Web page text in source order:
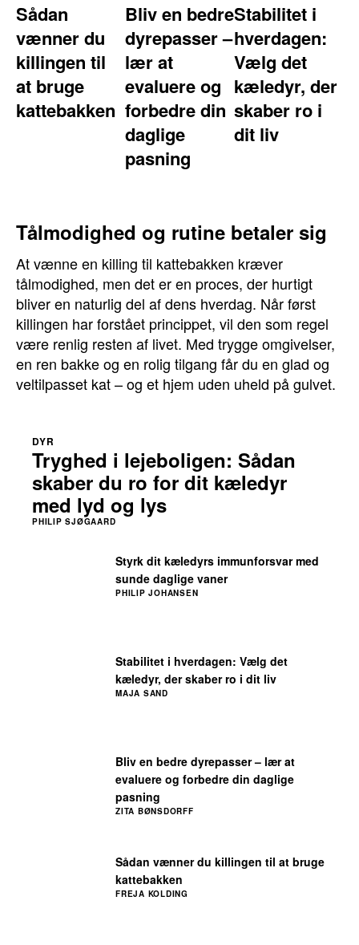
Sådan
vænner du
killingen til
at bruge
kattebakken
Bliv en bedre
dyrepasser –
lær at
evaluere og
forbedre din
daglige
pasning
Stabilitet i
hverdagen:
Vælg det
kæledyr, der
skaber ro i
dit liv
Tålmodighed og rutine betaler sig
At vænne en killing til kattebakken kræver
tålmodighed, men det er en proces, der hurtigt
bliver en naturlig del af dens hverdag. Når først
killingen har forstået princippet, vil den som regel
være renlig resten af livet. Med trygge omgivelser,
en ren bakke og en rolig tilgang får du en glad og
veltilpasset kat – og et hjem uden uheld på gulvet.
Sådan vænner du killingen til at bruge
kattebakken
FREJA KOLDING
Bliv en bedre dyrepasser – lær at
evaluere og forbedre din daglige
pasning
ZITA BØNSDORFF
Stabilitet i hverdagen: Vælg det
kæledyr, der skaber ro i dit liv
MAJA SAND
Styrk dit kæledyrs immunforsvar med
sunde daglige vaner
PHILIP JOHANSEN
Tryghed i lejeboligen: Sådan
skaber du ro for dit kæledyr
med lyd og lys
DYR
PHILIP SJØGAARD